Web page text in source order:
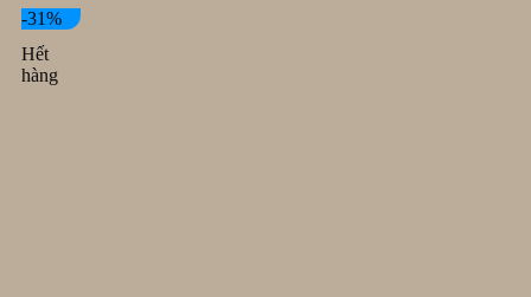
-31%
Hết
hàng